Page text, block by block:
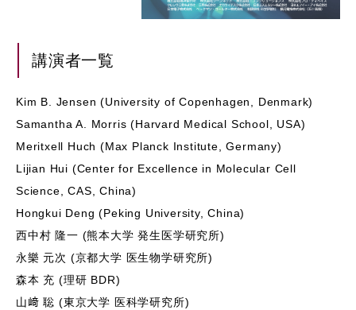
講演者一覧
Kim B. Jensen (University of Copenhagen, Denmark)
Samantha A. Morris (Harvard Medical School, USA)
Meritxell Huch (Max Planck Institute, Germany)
Lijian Hui (Center for Excellence in Molecular Cell
Science, CAS, China)
Hongkui Deng (Peking University, China)
西中村 隆一 (熊本大学 発生医学研究所)
永樂 元次 (京都大学 医生物学研究所)
森本 充 (理研 BDR)
山﨑 聡 (東京大学 医科学研究所)